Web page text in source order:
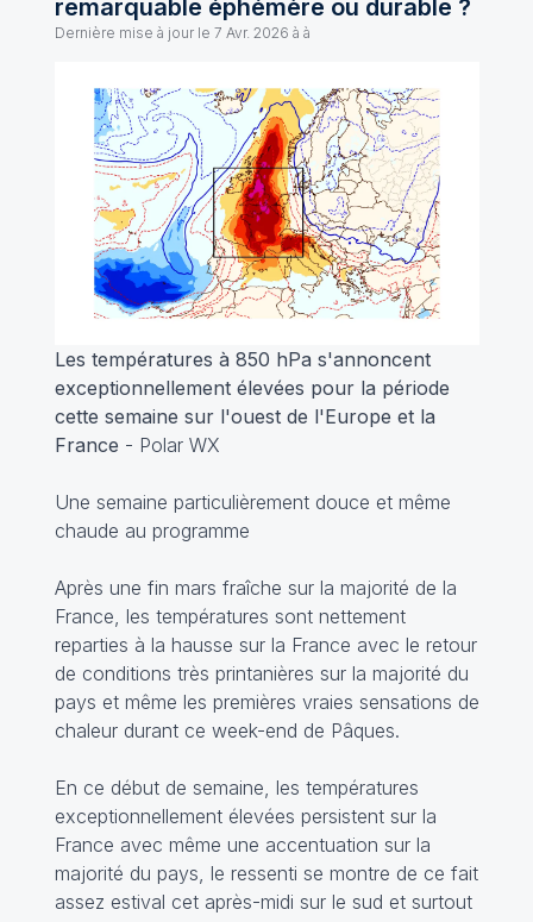
remarquable éphémère ou durable ?
Dernière mise à jour le 7 Avr. 2026 à à
Les températures à 850 hPa s'annoncent
exceptionnellement élevées pour la période
cette semaine sur l'ouest de l'Europe et la
France - Polar WX
Une semaine particulièrement douce et même
chaude au programme
Après une fin mars fraîche sur la majorité de la
France, les températures sont nettement
reparties à la hausse sur la France avec le retour
de conditions très printanières sur la majorité du
pays et même les premières vraies sensations de
chaleur durant ce week-end de Pâques.
En ce début de semaine, les températures
exceptionnellement élevées persistent sur la
France avec même une accentuation sur la
majorité du pays, le ressenti se montre de ce fait
assez estival cet après-midi sur le sud et surtout